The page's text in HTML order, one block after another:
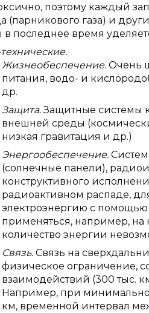
поэтому каждый
(парникового газа) и
в последнее время
Жизнеобеспечение. Очень
питания, водо- и
др.
Защита.Защитные системы
внешней среды
низкая гравитация и др.)
Энергообеспечение.
(солнечные панели),
конструктивного
радиоактивном распаде,
электроэнергию с помощью
применяться, например, на
количество энергии
Связь. Связь на
физическое ограничение,
взаимодействий (300 тыс.
Например, при
км, временной интервал